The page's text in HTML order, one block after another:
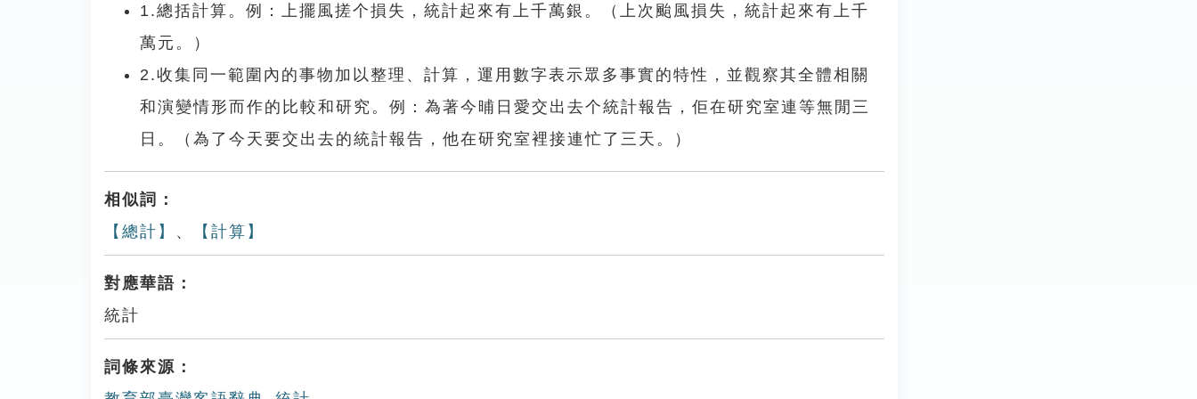
1.總括計算。例：上擺風搓个損失，統計起來有上千萬銀。（上次颱風損失，統計起來有上千
萬元。）
2.收集同一範圍內的事物加以整理、計算，運用數字表示眾多事實的特性，並觀察其全體相關
和演變情形而作的比較和研究。例：為著今晡日愛交出去个統計報告，佢在研究室連等無閒三
日。（為了今天要交出去的統計報告，他在研究室裡接連忙了三天。）
相似詞：
【總計】 、 【計算】
對應華語：
統計
詞條來源：